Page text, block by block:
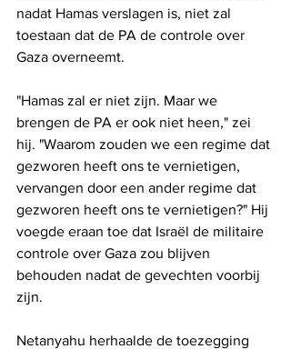
nadat Hamas verslagen is, niet zal
toestaan ​​dat de PA de controle over
Gaza overneemt.
"Hamas zal er niet zijn. Maar we
brengen de PA er ook niet heen," zei
hij. "Waarom zouden we een regime dat
gezworen heeft ons te vernietigen,
vervangen door een ander regime dat
gezworen heeft ons te vernietigen?" Hij
voegde eraan toe dat Israël de militaire
controle over Gaza zou blijven
behouden nadat de gevechten voorbij
zijn.
Netanyahu herhaalde de toezegging